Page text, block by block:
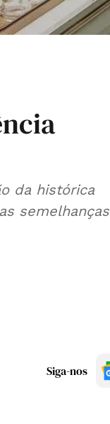
da histórica
semelhanças
Siga-nos